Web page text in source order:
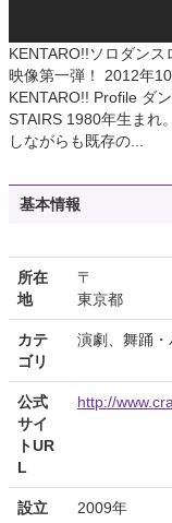
KENTARO!!ソロダン
映像第一弾！ 2012年
KENTARO!! Profile ダ
STAIRS 1980年生まれ
しながらも既存の...
基本情報
所在
地
〒
東京都
カテ
ゴリ
演劇、舞踊・
公式
サイ
トUR
L
http://
設立 2009年